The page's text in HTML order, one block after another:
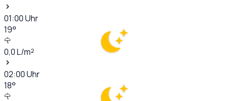
01:00Uhr
19°
0,0L/m²
02:00Uhr
18°